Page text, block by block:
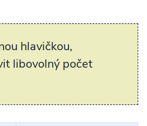
hlavičkou,
libovolný počet